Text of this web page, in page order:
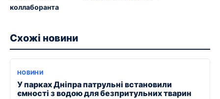
коллаборанта
Схожі новини
НОВИНИ
У парках Дніпра патрульні встановили
ємності з водою для безпритульних тварин